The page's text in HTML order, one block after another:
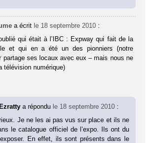
a écrit le 18 septembre 2010 :
qui était à l’IBC : Expway qui fait de la
et qui en a été un des pionniers (notre
partage ses locaux avec eux – mais nous ne
télévision numérique)
a répondu le 18 septembre 2010 :
Je ne les ai pas vus sur place et ils ne
le catalogue officiel de l’expo. Ils ont du
En effet, ils sont présents dans le